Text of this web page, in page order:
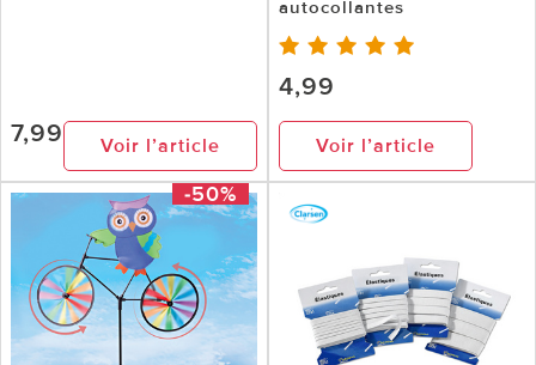
7,99 Voir l’article
autocollantes
4,99
Voir l’article
-50%